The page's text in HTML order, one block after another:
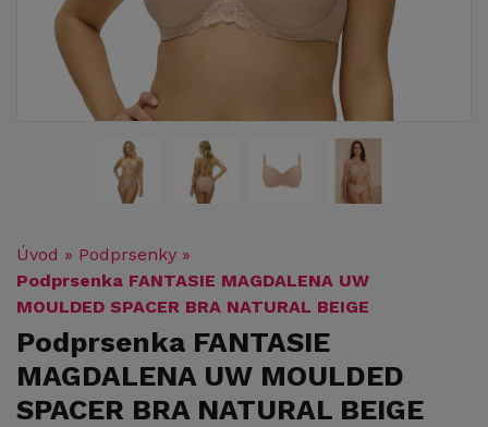
Úvod » Podprsenky »
Podprsenka FANTASIE MAGDALENA UW
MOULDED SPACER BRA NATURAL BEIGE
Podprsenka FANTASIE
MAGDALENA UW MOULDED
SPACER BRA NATURAL BEIGE